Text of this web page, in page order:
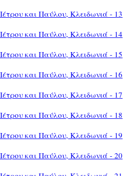
και Παύλου, Κλειδωνιά - 13
και Παύλου, Κλειδωνιά - 14
και Παύλου, Κλειδωνιά - 15
και Παύλου, Κλειδωνιά - 16
και Παύλου, Κλειδωνιά - 17
και Παύλου, Κλειδωνιά - 18
και Παύλου, Κλειδωνιά - 19
και Παύλου, Κλειδωνιά - 20